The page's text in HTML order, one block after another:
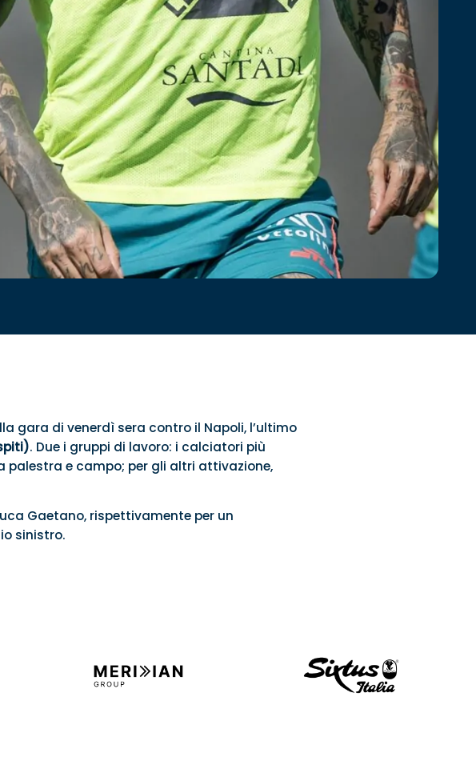
gara di venerdì sera contro il Napoli, l’ultimo
. Due i gruppi di lavoro: i calciatori più
e campo; per gli altri attivazione,
Gaetano, rispettivamente per un
sinistro.